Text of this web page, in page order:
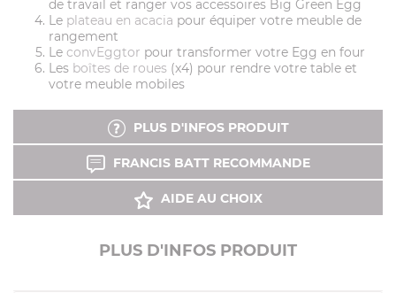
de travail et ranger vos accessoires Big Green Egg
Le plateau en acacia pour équiper votre meuble de
rangement
Le convEggtor pour transformer votre Egg en four
Les boîtes de roues (x4) pour rendre votre table et
votre meuble mobiles
PLUS D'INFOS PRODUIT
FRANCIS BATT RECOMMANDE
AIDE AU CHOIX
PLUS D'INFOS PRODUIT